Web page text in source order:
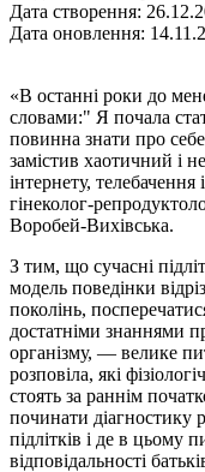
Дата створення:
Дата оновлення:
«В останні роки до
словами:" Я почала
повинна знати про
замістив хаотичний і
інтернету,
гінеколог-
Воробей-Вихівська.
З тим, що сучасні
модель поведінки
поколінь,
достатніми знаннями
організму, — велике
розповіла, які
стоять за раннім
починати діагностику
підлітків і де в цьому
відповідальності